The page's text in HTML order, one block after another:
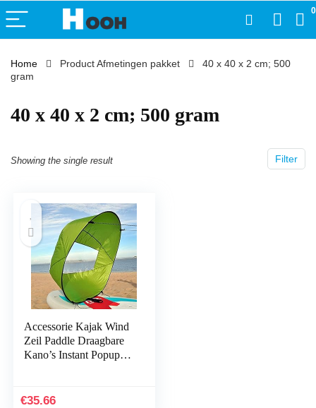
0
Home Product Afmetingen pakket
‎40 x 40 x 2 cm; 500
gram
‎40 x 40 x 2 cm; 500 gram
Filter
Showing the single result
Accessorie Kajak Wind
Zeil Paddle Draagbare
Kano’s Instant Popup
Boten…
€35.66